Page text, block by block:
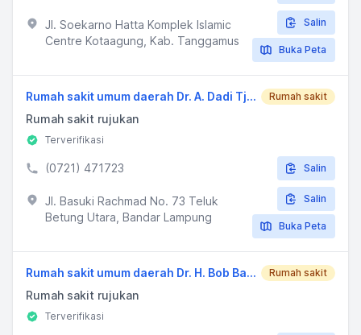
Jl. Soekarno Hatta Komplek Islamic
Centre Kotaagung, Kab. Tanggamus
Salin
Buka Peta
Rumah sakit umum daerah Dr. A. Dadi Tjokrodipo Rumah sakit
Rumah sakit rujukan
Terverifikasi
(0721) 471723 Salin
Jl. Basuki Rachmad No. 73 Teluk
Betung Utara, Bandar Lampung
Salin
Buka Peta
Rumah sakit umum daerah Dr. H. Bob Bazar, SKM Rumah sakit
Rumah sakit rujukan
Terverifikasi